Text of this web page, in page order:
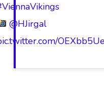
@HJirgal